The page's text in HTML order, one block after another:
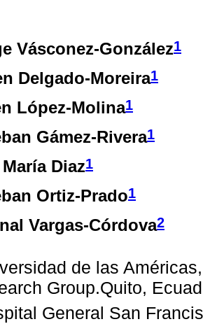
Vásconez-González1
Delgado-Moreira1
López-Molina1
Gámez-Rivera1
Diaz1
Ortiz-Prado1
Vargas-Córdova2
de las
Group.Quito,
General San